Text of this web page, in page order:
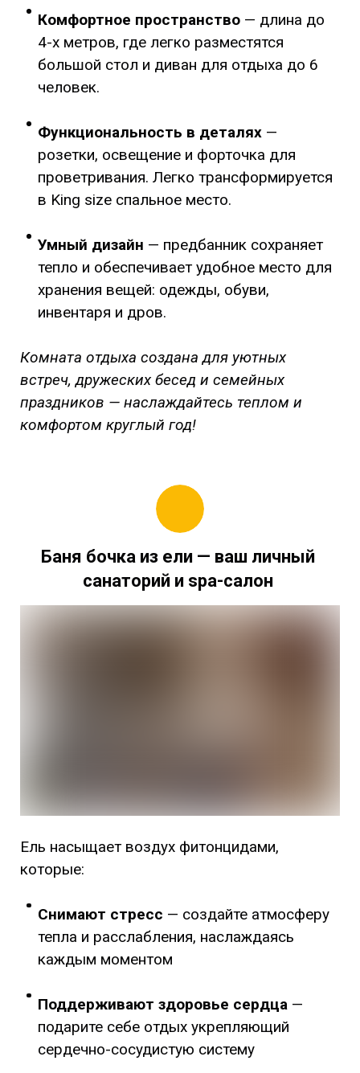
Комфортное пространство — длина до
4-х метров, где легко разместятся
большой стол и диван для отдыха до 6
человек.
Функциональность в деталях —
розетки, освещение и форточка для
проветривания. Легко трансформируется
в King size спальное место.
Умный дизайн — предбанник сохраняет
тепло и обеспечивает удобное место для
хранения вещей: одежды, обуви,
инвентаря и дров.
Комната отдыха создана для уютных
встреч, дружеских бесед и семейных
праздников — наслаждайтесь теплом и
комфортом круглый год!
Баня бочка из ели — ваш личный
санаторий и spa-салон
Ель насыщает воздух фитонцидами,
которые:
Снимают стресс — создайте атмосферу
тепла и расслабления, наслаждаясь
каждым моментом
Поддерживают здоровье сердца —
подарите себе отдых укрепляющий
сердечно-сосудистую систему